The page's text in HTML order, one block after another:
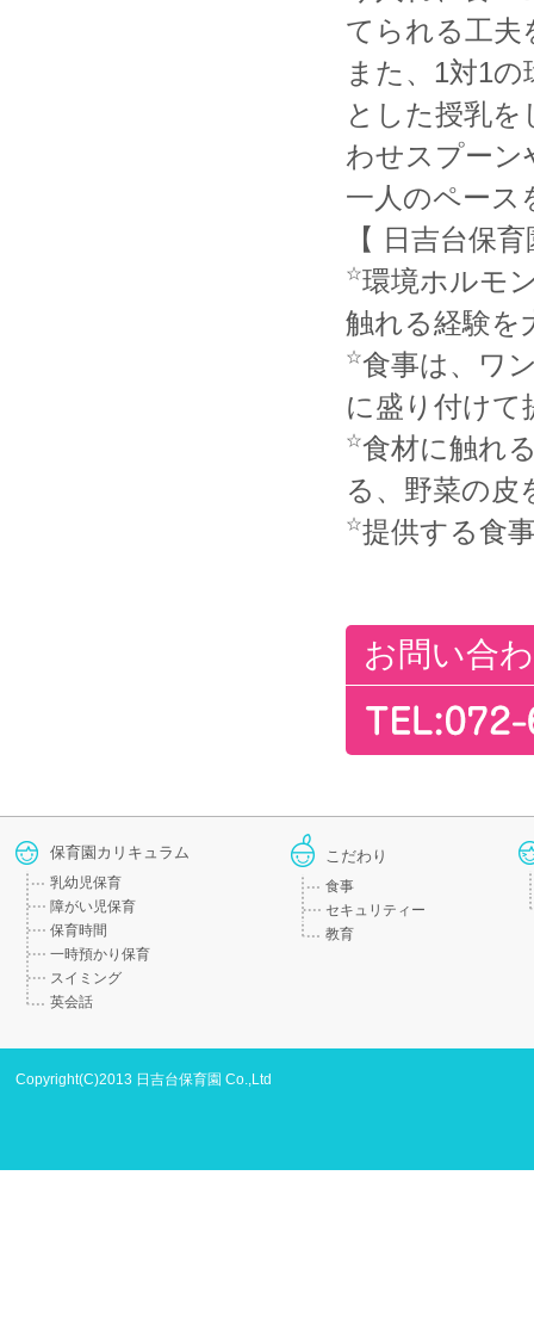
てられる工夫
また、1対1
とした授乳を
わせスプーン
一人のペース
【 日吉台保
☆環境ホルモ
触れる経験を
☆食事は、ワ
に盛り付けて
☆食材に触れ
る、野菜の皮
☆提供する食
お問い合
保育園カリキュラム
乳幼児保育
障がい児保育
保育時間
一時預かり保育
スイミング
英会話
こだわり
食事
セキュリティー
教育
Copyright(C)2013 日吉台保育園 Co.,Ltd